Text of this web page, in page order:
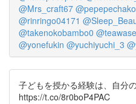
@Mrs_craft67 @pepepechako
@rinringo04171
@takenokobambo0
@yonefukin @yuchiyuchi_3
子どもを授かる経験は、自分
https://t.co/8r0boP4PAC